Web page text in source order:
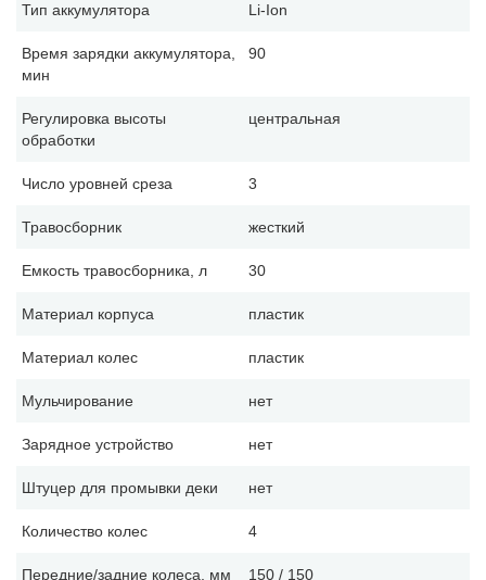
Тип аккумулятора Li-Ion
Время зарядки аккумулятора,
мин
90
Регулировка высоты
обработки
центральная
Число уровней среза 3
Травосборник жесткий
Емкость травосборника, л 30
Материал корпуса пластик
Материал колес пластик
Мульчирование нет
Зарядное устройство нет
Штуцер для промывки деки нет
Количество колес 4
Передние/задние колеса, мм 150 / 150